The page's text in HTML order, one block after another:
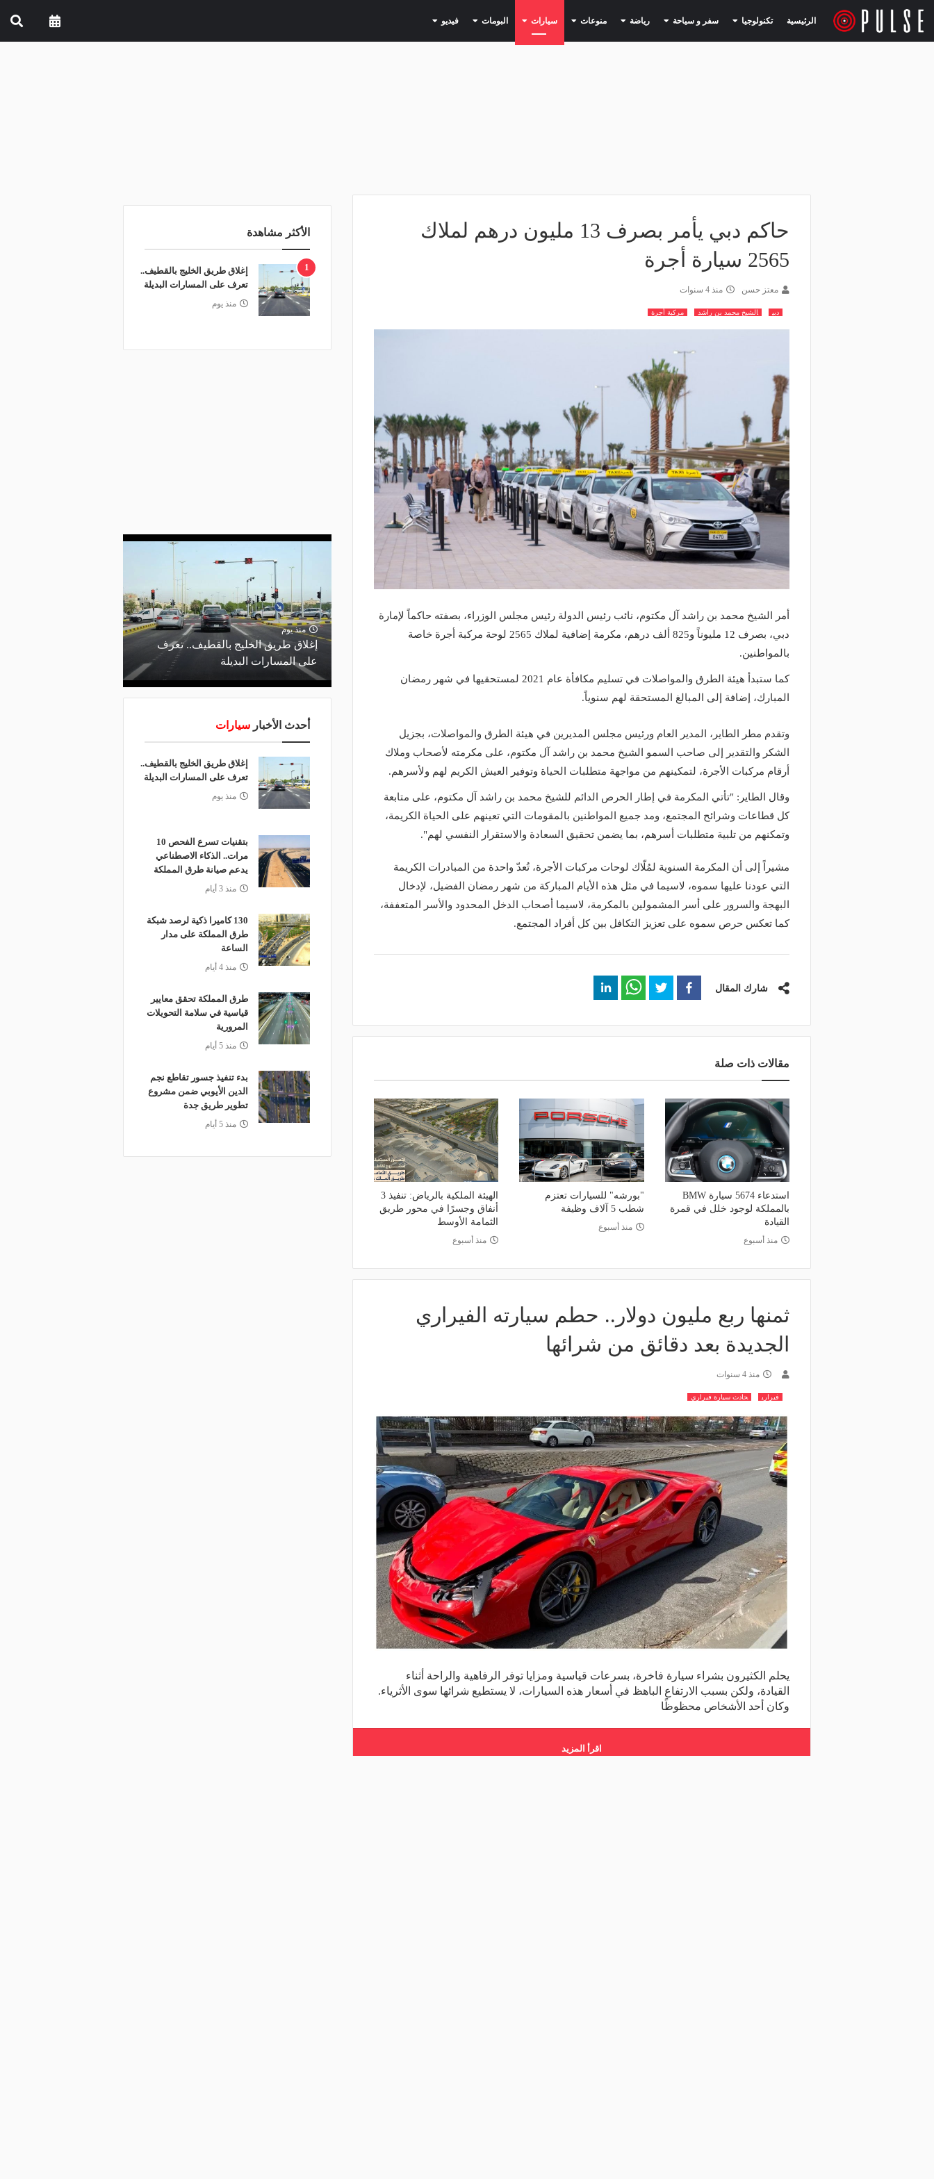
الرئيسية تكنولوجيا (current) سفر و سياحة (current) رياضة (current) منوعات (current) سيارات (current) البومات (current) فيديو (current)
حاكم دبي يأمر بصرف 13 مليون درهم لملاك
2565 سيارة أجرة
معتز حسن منذ 4 سنوات
دبي الشيخ محمد بن راشد مركبة أجرة
أمر الشيخ محمد بن راشد آل مكتوم، نائب رئيس الدولة رئيس مجلس الوزراء، بصفته حاكماً لإمارة
دبي، بصرف 12 مليوناً و825 ألف درهم، مكرمة إضافية لملاك 2565 لوحة مركبة أجرة خاصة
بالمواطنين.
كما ستبدأ هيئة الطرق والمواصلات في تسليم مكافأة عام 2021 لمستحقيها في شهر رمضان
المبارك، إضافة إلى المبالغ المستحقة لهم سنوياً.
وتقدم مطر الطاير، المدير العام ورئيس مجلس المديرين في هيئة الطرق والمواصلات، بجزيل
الشكر والتقدير إلى صاحب السمو الشيخ محمد بن راشد آل مكتوم، على مكرمته لأصحاب وملاك
أرقام مركبات الأجرة، لتمكينهم من مواجهة متطلبات الحياة وتوفير العيش الكريم لهم ولأسرهم.
وقال الطاير: "تأتي المكرمة في إطار الحرص الدائم للشيخ محمد بن راشد آل مكتوم، على متابعة
كل قطاعات وشرائح المجتمع، ومد جميع المواطنين بالمقومات التي تعينهم على الحياة الكريمة،
وتمكنهم من تلبية متطلبات أسرهم، بما يضمن تحقيق السعادة والاستقرار النفسي لهم".
مشيراً إلى أن المكرمة السنوية لمُلّاك لوحات مركبات الأجرة، تُعدّ واحدة من المبادرات الكريمة
التي عودنا عليها سموه، لاسيما في مثل هذه الأيام المباركة من شهر رمضان الفضيل، لإدخال
البهجة والسرور على أسر المشمولين بالمكرمة، لاسيما أصحاب الدخل المحدود والأسر المتعففة،
كما تعكس حرص سموه على تعزيز التكافل بين كل أفراد المجتمع.
شارك المقال
مقالات ذات صلة
استدعاء 5674 سيارة BMW
بالمملكة لوجود خلل في قمرة
القيادة
منذ أسبوع
"بورشه" للسيارات تعتزم
شطب 5 آلاف وظيفة
منذ أسبوع
الهيئة الملكية بالرياض: تنفيذ 3
أنفاق وجسرًا في محور طريق
الثمامة الأوسط
منذ أسبوع
ثمنها ربع مليون دولار.. حطم سيارته الفيراري
الجديدة بعد دقائق من شرائها
منذ 4 سنوات
فيراري حادث سيارة فيراري
يحلم الكثيرون بشراء سيارة فاخرة، بسرعات قياسية ومزايا توفر الرفاهية والراحة أثناء
القيادة، ولكن بسبب الارتفاع الباهظ في أسعار هذه السيارات، لا يستطيع شرائها سوى الأثرياء.
وكان أحد الأشخاص محظوظًا
اقرأ المزيد
الأكثر مشاهدة
1
إغلاق طريق الخليج بالقطيف..
تعرف على المسارات البديلة
منذ يوم
منذ يوم
إغلاق طريق الخليج بالقطيف.. تعرف
على المسارات البديلة
أحدث الأخبار سيارات
إغلاق طريق الخليج بالقطيف..
تعرف على المسارات البديلة
منذ يوم
بتقنيات تسرع الفحص 10
مرات.. الذكاء الاصطناعي
يدعم صيانة طرق المملكة
منذ 3 أيام
130 كاميرا ذكية لرصد شبكة
طرق المملكة على مدار
الساعة
منذ 4 أيام
طرق المملكة تحقق معايير
قياسية في سلامة التحويلات
المرورية
منذ 5 أيام
بدء تنفيذ جسور تقاطع نجم
الدين الأيوبي ضمن مشروع
تطوير طريق جدة
منذ 5 أيام